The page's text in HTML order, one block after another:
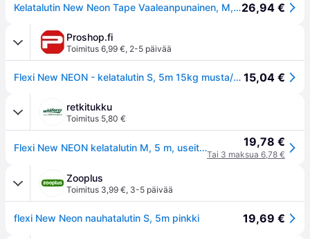
Kelatalutin New Neon Tape Vaaleanpunainen, M, 5m, max 25kg - Koirat - Kaulapannat - Flexi26,94 €
Proshop.fi
Toimitus 6,99 €, 2-5 päivää
Flexi New NEON - kelatalutin S, 5m 15kg musta/neon sininen 15,04 €
retkitukku
Toimitus 5,80 €
Flexi New NEON kelatalutin M, 5 m, useita värejä 19,78 €
Tai 3 maksua 6,78 €
Zooplus
Toimitus 3,99 €, 3-5 päivää
flexi New Neon nauhatalutin S, 5m pinkki 19,69 €